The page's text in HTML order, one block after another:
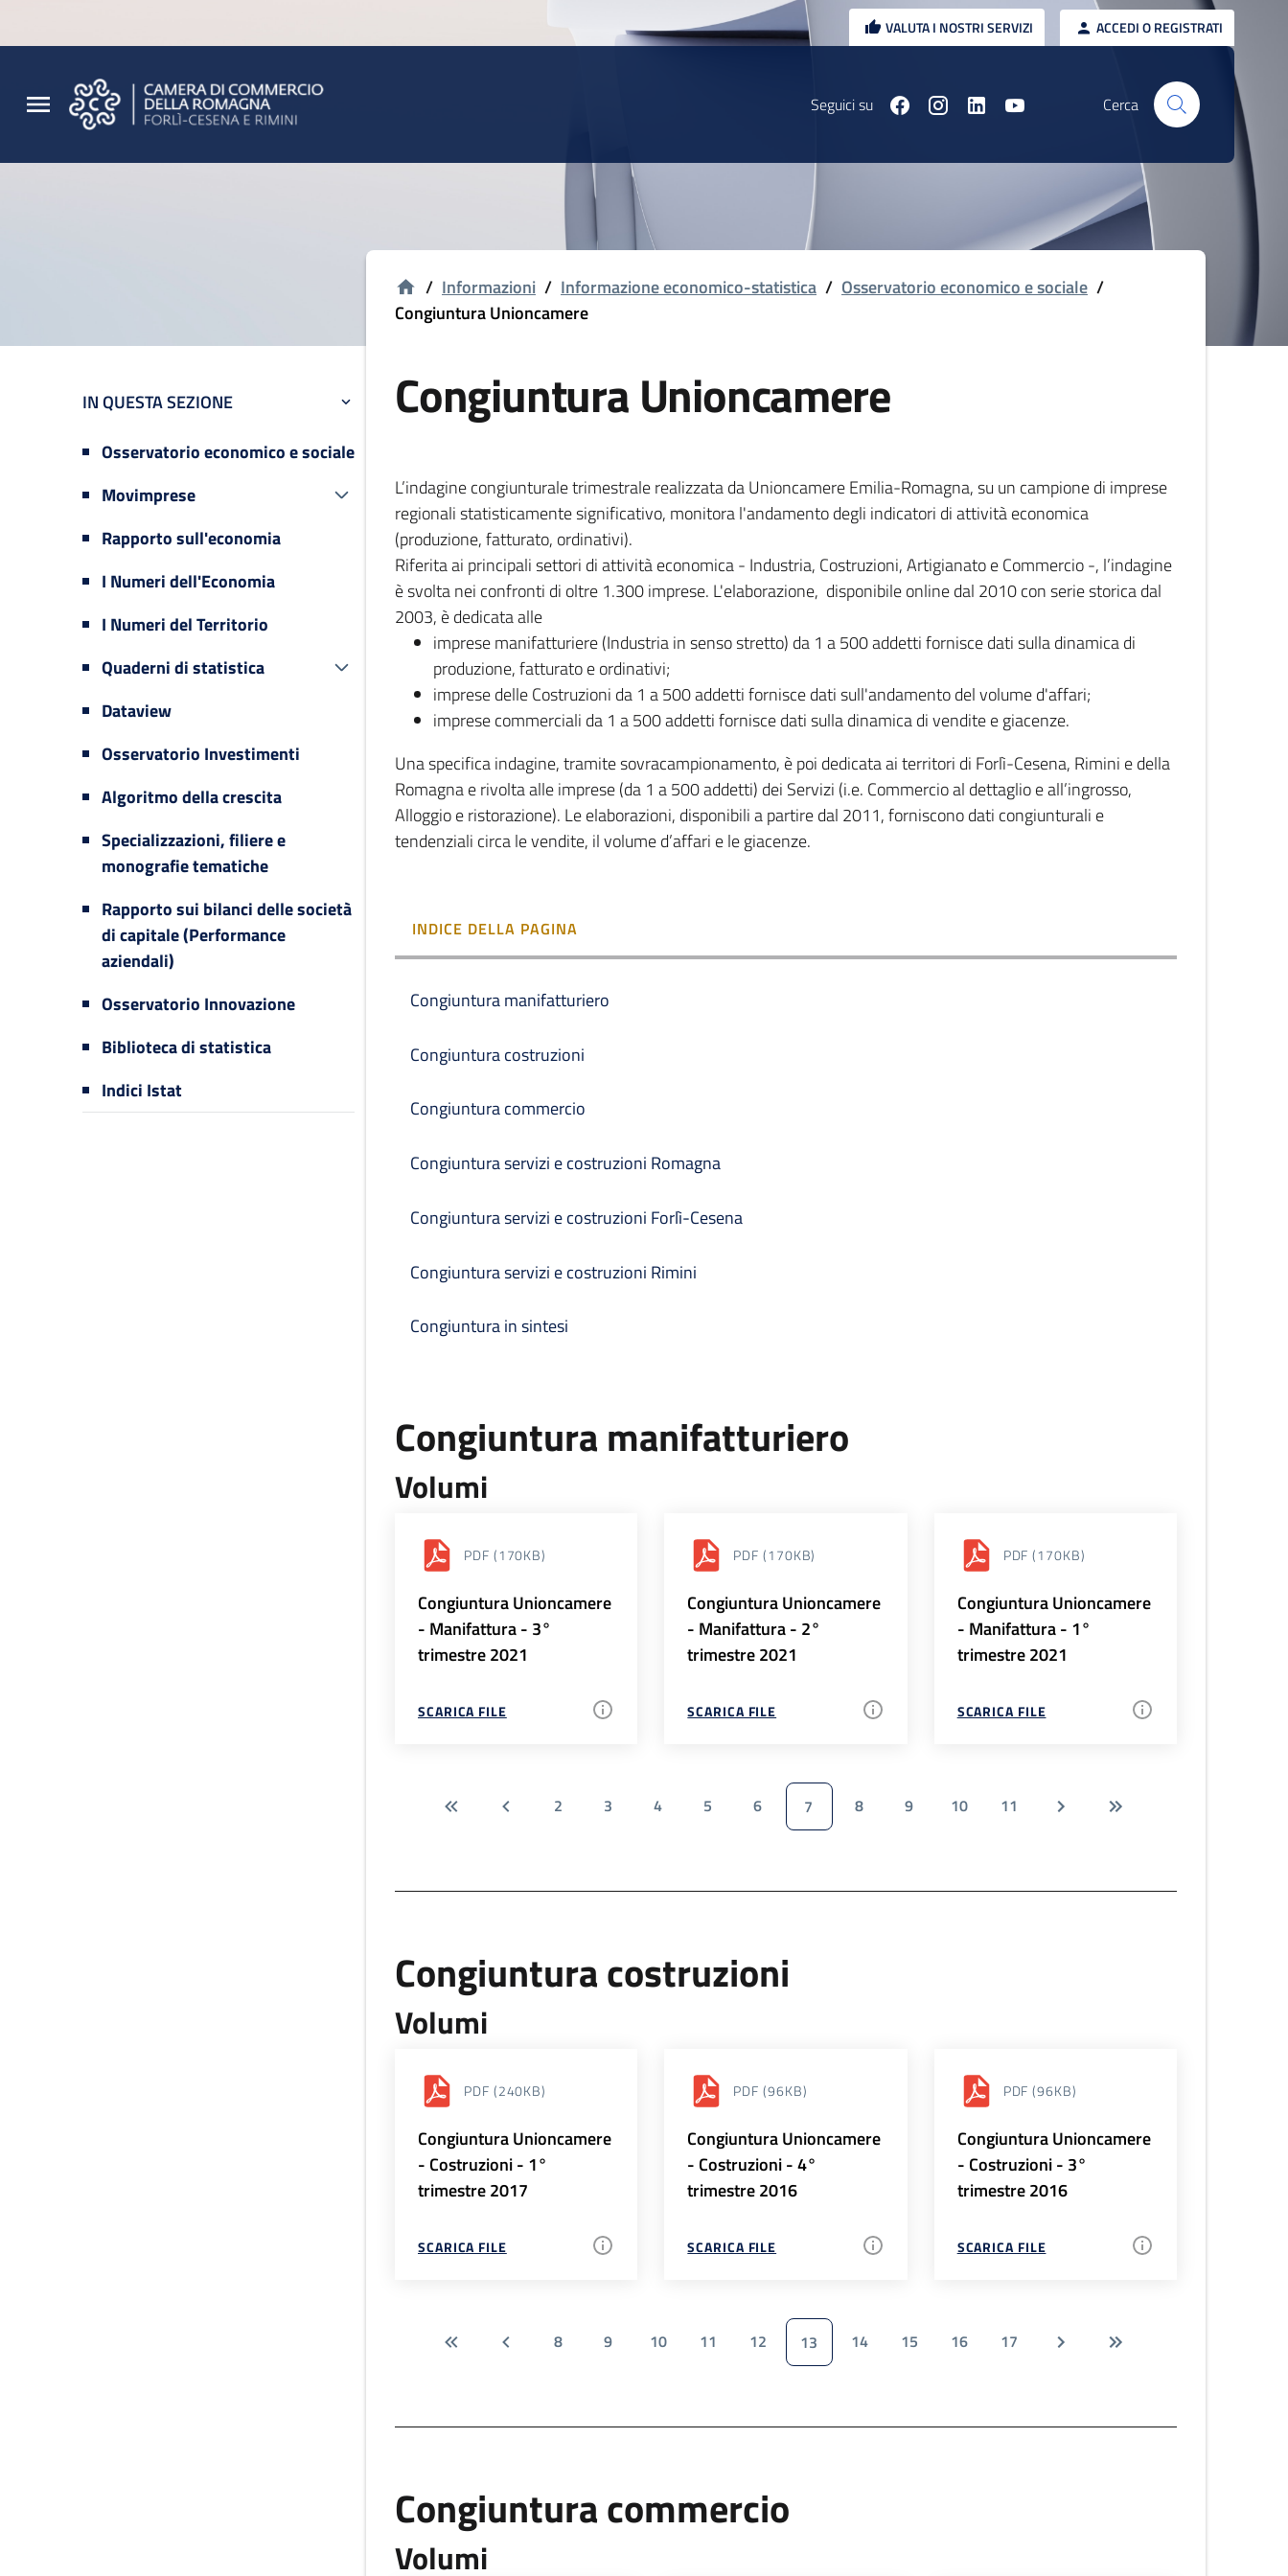
VALUTA I NOSTRI SERVIZI ACCEDI O REGISTRATI
Seguici su Cerca
IN QUESTA SEZIONE
Osservatorio economico e sociale
Movimprese
Rapporto sull'economia
I Numeri dell'Economia
I Numeri del Territorio
Quaderni di statistica
Dataview
Osservatorio Investimenti
Algoritmo della crescita
Specializzazioni, filiere e
monografie tematiche
Rapporto sui bilanci delle società
di capitale (Performance
aziendali)
Osservatorio Innovazione
Biblioteca di statistica
Indici Istat
/ Informazioni / Informazione economico-statistica / Osservatorio economico e sociale /
Congiuntura Unioncamere
Congiuntura Unioncamere
L’indagine congiunturale trimestrale realizzata da Unioncamere Emilia-Romagna, su un campione di imprese
regionali statisticamente significativo, monitora l'andamento degli indicatori di attività economica
(produzione, fatturato, ordinativi).
Riferita ai principali settori di attività economica - Industria, Costruzioni, Artigianato e Commercio -, l’indagine
è svolta nei confronti di oltre 1.300 imprese. L'elaborazione, disponibile online dal 2010 con serie storica dal
2003, è dedicata alle
imprese manifatturiere (Industria in senso stretto) da 1 a 500 addetti fornisce dati sulla dinamica di
produzione, fatturato e ordinativi;
imprese delle Costruzioni da 1 a 500 addetti fornisce dati sull'andamento del volume d'affari;
imprese commerciali da 1 a 500 addetti fornisce dati sulla dinamica di vendite e giacenze.
Una specifica indagine, tramite sovracampionamento, è poi dedicata ai territori di Forlì-Cesena, Rimini e della
Romagna e rivolta alle imprese (da 1 a 500 addetti) dei Servizi (i.e. Commercio al dettaglio e all’ingrosso,
Alloggio e ristorazione). Le elaborazioni, disponibili a partire dal 2011, forniscono dati congiunturali e
tendenziali circa le vendite, il volume d’affari e le giacenze.
INDICE DELLA PAGINA
Congiuntura manifatturiero
Congiuntura costruzioni
Congiuntura commercio
Congiuntura servizi e costruzioni Romagna
Congiuntura servizi e costruzioni Forlì-Cesena
Congiuntura servizi e costruzioni Rimini
Congiuntura in sintesi
Congiuntura manifatturiero
Volumi
PDF (170KB)
Congiuntura Unioncamere
- Manifattura - 3°
trimestre 2021
SCARICA FILE
PDF (170KB)
Congiuntura Unioncamere
- Manifattura - 2°
trimestre 2021
SCARICA FILE
PDF (170KB)
Congiuntura Unioncamere
- Manifattura - 1°
trimestre 2021
SCARICA FILE
2 3 4 5 6 7 8 9 10 11
Congiuntura costruzioni
Volumi
PDF (240KB)
Congiuntura Unioncamere
- Costruzioni - 1°
trimestre 2017
SCARICA FILE
PDF (96KB)
Congiuntura Unioncamere
- Costruzioni - 4°
trimestre 2016
SCARICA FILE
PDF (96KB)
Congiuntura Unioncamere
- Costruzioni - 3°
trimestre 2016
SCARICA FILE
8 9 10 11 12 13 14 15 16 17
Congiuntura commercio
Volumi